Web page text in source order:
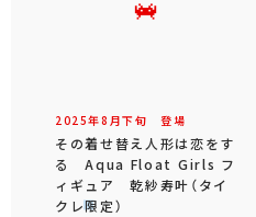
2025年8 月下旬 登場
その着せ替え人形は恋をす
る Aqua Float Girls フ
ィギュア 乾紗寿叶（タイ
クレ限定）